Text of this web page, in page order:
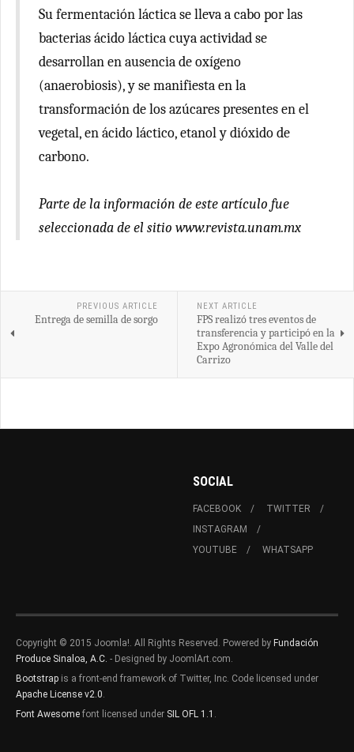
Su fermentación láctica se lleva a cabo por las
bacterias ácido láctica cuya actividad se
desarrollan en ausencia de oxígeno
(anaerobiosis), y se manifiesta en la
transformación de los azúcares presentes en el
vegetal, en ácido láctico, etanol y dióxido de
carbono.
Parte de la información de este artículo fue
seleccionada de el sitio www.revista.unam.mx
PREVIOUS ARTICLE
Entrega de semilla de sorgo
NEXT ARTICLE
FPS realizó tres eventos de
transferencia y participó en la
Expo Agronómica del Valle del
Carrizo
SOCIAL
FACEBOOK
TWITTER
INSTAGRAM
YOUTUBE
WHATSAPP
Copyright © 2015 Joomla!. All Rights Reserved. Powered by Fundación
Produce Sinaloa, A.C. - Designed by JoomlArt.com.
Bootstrap is a front-end framework of Twitter, Inc. Code licensed under
Apache License v2.0.
Font Awesome font licensed under SIL OFL 1.1 .